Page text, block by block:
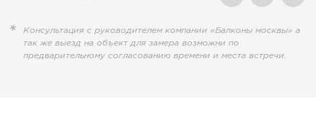
Консультация с руководителем компании «Балконы москвы» а
так же выезд на объект для замера возможни по
предварительному согласованию времени и места встречи.